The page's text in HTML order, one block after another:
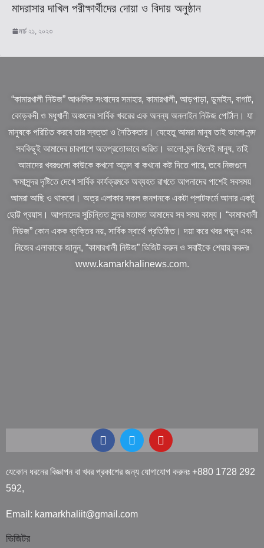
মাদরাসার দাখিল পরীক্ষার্থীদের দোয়া ও বিদায় অনুষ্ঠান
মার্চ ২১, ২০২৩
“কামারখালী নিউজ” আঞ্চলিক সংবাদের সমাহার, কামারখালী, আড়পাড়া, ডুমাইন, বাগাট,
কোড়কদী ও মধুখালী অঞ্চলের সার্বিক খবরের এক অনন্য অনলাইন নিউজ পোর্টাল। যা
মানুষকে পরিচিত করবে তার স্বত্তা ও নৈতিকতার। যেহেতু আমরা মানুষ তাই ভালো-মন্দ
সবকিছুই আমাদের চারপাশে অতপ্রতোভাবে জরিত। ভালো-মন্দ মিলেই মানুষ, তাই
আমাদের খবরগুলো কাউকে কখনো আনন্দ বা কখনো কষ্ট দিতে পারে, তবে নিজগুনে
ক্ষমাসুন্দর দৃষ্টিতে দেখে সার্বিক কার্যক্রমকে অব্যহত রাখতে আপনাদের পাশেই সবসময়
আমরা আছি ও থাকবো। অত্র এলাকার সকল জনগনকে একটা প্লাটফর্মে আনার একটু
ছোট্ট প্রয়াস। আপনাদের সুচিন্তিত সুন্দর মতামত আমাদের সব সময় কাম্য। “কামারখালী
নিউজ” কোন একক ব্যক্তির নয়, সার্বিক স্বার্থে প্রতিষ্ঠিত। দয়া করে খবর পড়ুন এবং
নিজের এলাকাকে জানুন, “কামারখালী নিউজ” ভিজিট করুন ও সবাইকে শেয়ার করুনঃ
www.kamarkhalinews.com.
যেকোন ধরনের বিজ্ঞাপন বা খবর প্রকাশের জন্য যোগাযোগ করুনঃ +880 1728 292
592,
Email: kamarkhaliit@gmail.com
ভিজিটর